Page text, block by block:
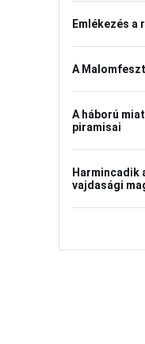
Emlékezés
A
A háború
piramisai
Harmincadik
vajdasági